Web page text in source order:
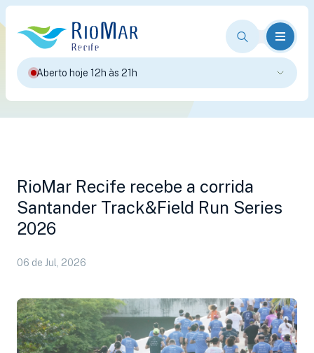
Aberto hoje 12h às 21h
RioMar Recife recebe a corrida
Santander Track&Field Run Series
2026
06 de Jul, 2026